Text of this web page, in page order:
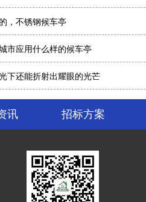
，不锈钢候车亭
市应用什么样的候车亭
下还能折射出耀眼的光芒
讯 招标方案